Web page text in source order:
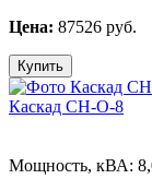
Цена: 87526 руб.
Купить
Каскад СН-О-8
Мощность, кВА: